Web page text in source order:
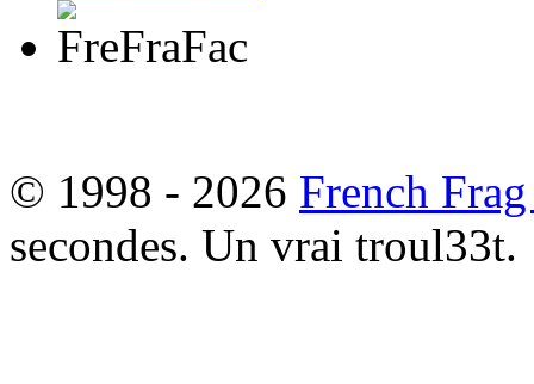
© 1998 - 2026 French
secondes. Un vrai troul33t.